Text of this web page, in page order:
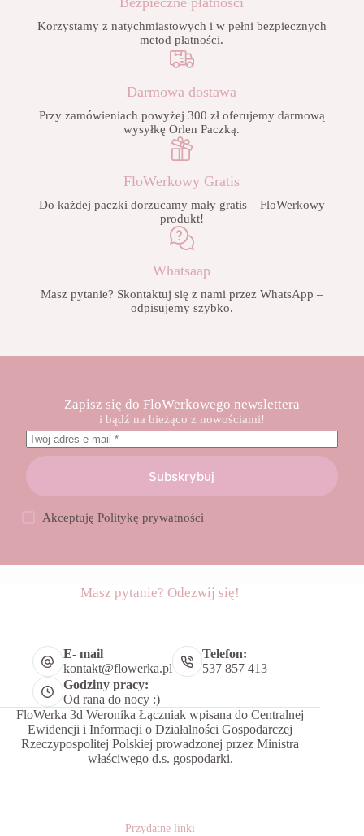
Korzystamy z natychmiastowych i w pełni bezpiecznych
metod płatności.
Darmowa dostawa
Przy zamówieniach powyżej 300 zł oferujemy darmową
wysyłkę Orlen Paczką.
FloWerkowy Gratis
Do każdej paczki dorzucamy mały gratis – FloWerkowy
produkt!
Whatsaap
Masz pytanie? Skontaktuj się z nami przez WhatsApp –
odpisujemy szybko.
Zapisz się do FloWerkowego newslettera
i bądź na bieżąco z nowościami!
Subskrybuj
AkceptujęPolitykę prywatności
Masz pytanie? Odezwij się!
E- mail
kontakt@flowerka.pl
Telefon:
537 857 413
Godziny pracy:
Od rana do nocy :)
FloWerka 3d Weronika Łączniak wpisana do Centralnej
Ewidencji i Informacji o Działalności Gospodarczej
Rzeczypospolitej Polskiej prowadzonej przez Ministra
właściwego d.s. gospodarki.
Przydatne linki